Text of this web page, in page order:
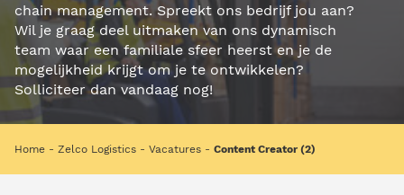
chain management. Spreekt ons bedrijf jou aan?
Wil je graag deel uitmaken van ons dynamisch
team waar een familiale sfeer heerst en je de
mogelijkheid krijgt om je te ontwikkelen?
Solliciteer dan vandaag nog!
Home Zelco Logistics Vacatures Content Creator (2)